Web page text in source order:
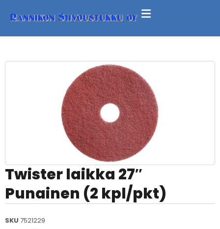
Twister laikka 27″
Punainen (2 kpl/pkt)
SKU 7521229